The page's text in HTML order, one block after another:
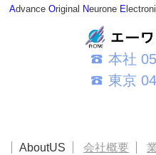
AdvanceOriginal Neurone E
本社
東京
AboutUS 会社概要